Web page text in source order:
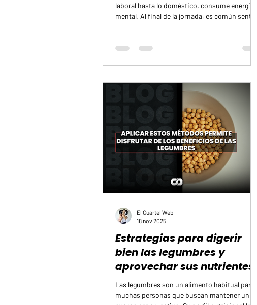
laboral hasta lo doméstico, consume energía
mental. Al final de la jornada, es común sentir
notablemente. Esto tiene un efecto directo y
medible en la regularidad con la que realizamos
menor disponibilidad mental. En ese instante,
si además de la vol
Estrategias para digerir
bien las legumbres y
aprovechar sus nutrientes
Las legumbres son un alimento habitual para
muchas personas que buscan mantener un
El Cuartel Web
18 nov 2025